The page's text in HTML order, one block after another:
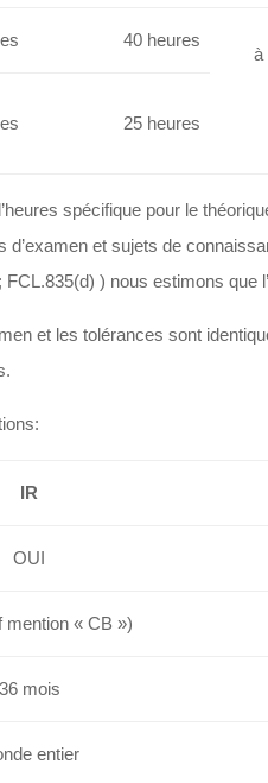
40 heures
à
25 heures
spécifique pour le
et sujets de
) nous estimons que
et les tolérances sont
IR
OUI
mention « CB »)
36 mois
entier